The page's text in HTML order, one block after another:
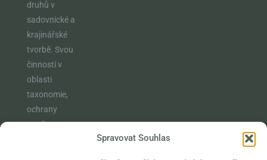
Spravovat Souhlas
druhů v
sadovnické a
krajinářské
tvorbě. Svou
činností v
oblasti
taxonomie,
ochrany
rostlin,